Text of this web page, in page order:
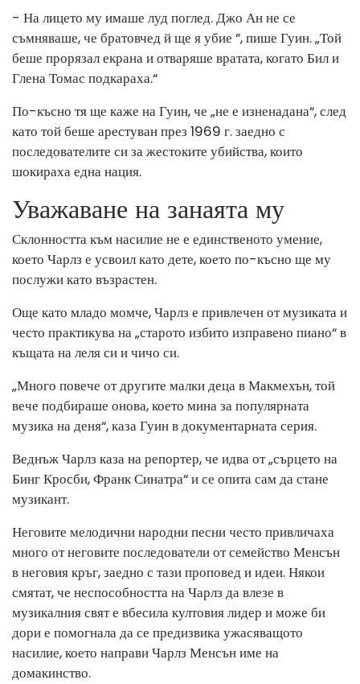
- На лицето му имаше луд поглед. Джо Ан не се
съмняваше, че братовчед й ще я убие ”, пише Гуин. „Той
беше прорязал екрана и отваряше вратата, когато Бил и
Глена Томас подкараха.“
По-късно тя ще каже на Гуин, че „не е изненадана“, след
като той беше арестуван през 1969 г. заедно с
последователите си за жестоките убийства, които
шокираха една нация.
Уважаване на занаята му
Склонността към насилие не е единственото умение,
което Чарлз е усвоил като дете, което по-късно ще му
послужи като възрастен.
Още като младо момче, Чарлз е привлечен от музиката и
често практикува на „старото избито изправено пиано“ в
къщата на леля си и чичо си.
„Много повече от другите малки деца в Макмехън, той
вече подбираше онова, което мина за популярната
музика на деня“, каза Гуин в документарната серия.
Веднъж Чарлз каза на репортер, че идва от „сърцето на
Бинг Кросби, Франк Синатра“ и се опита сам да стане
музикант.
Неговите мелодични народни песни често привличаха
много от неговите последователи от семейство Менсън
в неговия кръг, заедно с тази проповед и идеи. Някои
смятат, че неспособността на Чарлз да влезе в
музикалния свят е вбесила култовия лидер и може би
дори е помогнала да се предизвика ужасяващото
насилие, което направи Чарлз Менсън име на
домакинство.